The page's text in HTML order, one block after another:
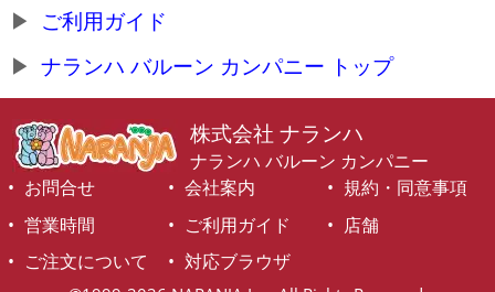
ご利用ガイド
ナランハ バルーン カンパニー トップ
株式会社 ナランハ
ナランハ バルーン カンパニー
お問合せ
会社案内
規約・同意事項
営業時間
ご利用ガイド
店舗
ご注文について
対応ブラウザ